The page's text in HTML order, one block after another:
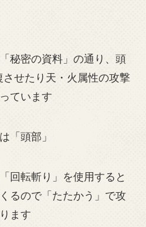
秘密の資料」の通り、頭
せたり天・火属性の攻撃
ています
「頭部」
回転斬り」を使用すると
るので「たたかう」で攻
ます